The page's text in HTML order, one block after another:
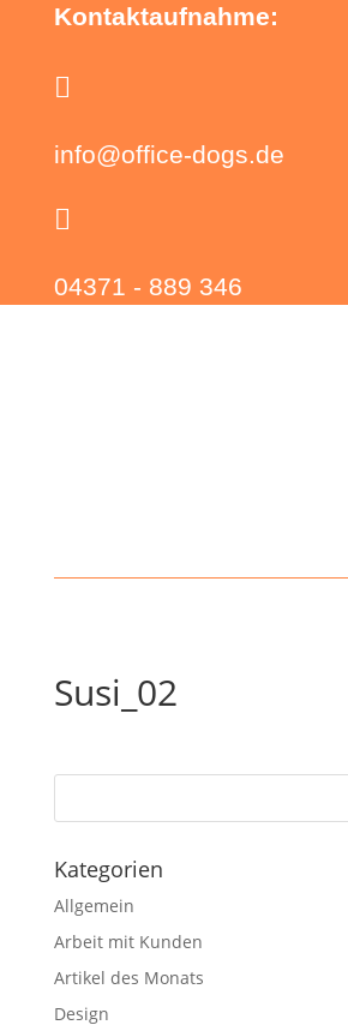
Kontaktaufnahme:

info@office-dogs.de

04371 - 889 346
Susi_02
Kategorien
Allgemein
Arbeit mit Kunden
Artikel des Monats
Design